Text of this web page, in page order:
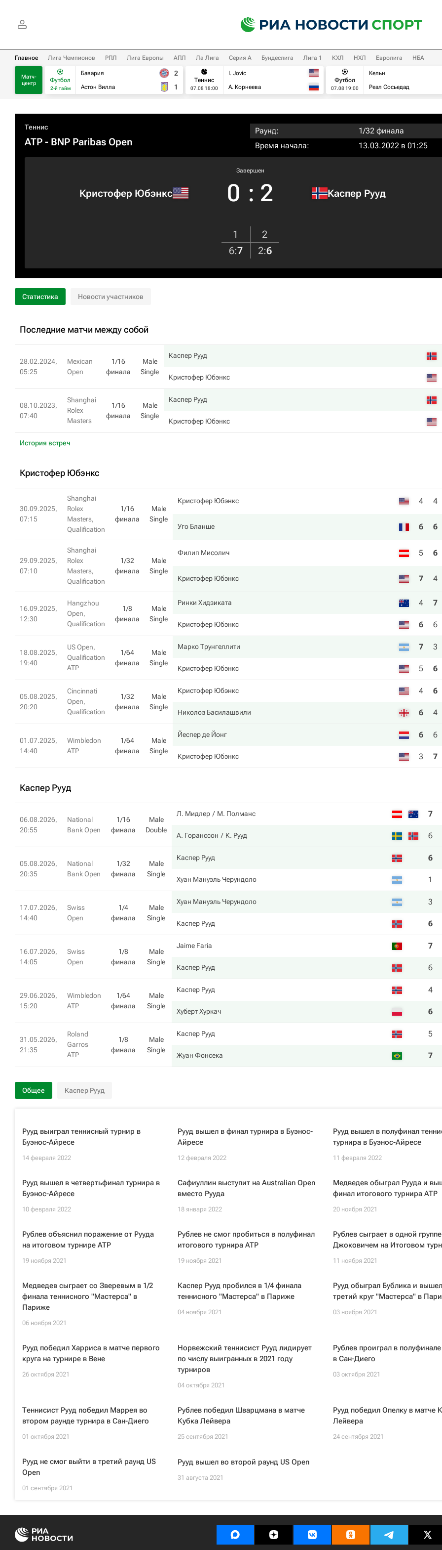
Главное Лига Чемпионов РПЛ Лига Европы АПЛ Ла Лига Серия А Бундеслига Лига 1 КХЛ НХЛ Евролига НБА
Матч-
центр
Футбол
2-й тайм
Бавария
Астон Вилла
2
1
Теннис
07.08 18:00
I. Jovic
А. Корнеева
Футбол
07.08 19:00
Кельн
Реал Сосьедад
Теннис
ATP - BNP Paribas Open
Раунд:
1/32 финала
Время начала:
13.03.2022 в 01:25
Кристофер Юбэнкс
Завершен
0 : 2 Каспер Рууд
1
2
6:7 2:6
Статистика Новости участников
Последние матчи между собой
28.02.2024,
05:25
Mexican
Open
1/16
финала
Male
Single
Каспер Рууд
Кристофер Юбэнкс
08.10.2023,
07:40
Shanghai
Rolex
Masters
1/16
финала
Male
Single
Каспер Рууд
Кристофер Юбэнкс
История встреч
Кристофер Юбэнкс
30.09.2025,
07:15
Shanghai
Rolex
Masters,
Qualification
1/16
финала
Male
Single
Кристофер Юбэнкс 4 4
Уго Бланше 6 6
29.09.2025,
07:10
Shanghai
Rolex
Masters,
Qualification
1/32
финала
Male
Single
Филип Мисолич 5 6
Кристофер Юбэнкс 7 4
16.09.2025,
12:30
Hangzhou
Open,
Qualification
1/8
финала
Male
Single
Ринки Хидзиката 4 7
Кристофер Юбэнкс 6 6
18.08.2025,
19:40
US Open,
Qualification
ATP
1/64
финала
Male
Single
Марко Трунгеллити 7 3
Кристофер Юбэнкс 5 6
05.08.2025,
20:20
Cincinnati
Open,
Qualification
1/32
финала
Male
Single
Кристофер Юбэнкс 4 6
Николоз Басилашвили 6 4
01.07.2025,
14:40
Wimbledon
ATP
1/64
финала
Male
Single
Йеспер де Йонг 6 6
Кристофер Юбэнкс 3 7
Каспер Рууд
06.08.2026,
20:55
National
Bank Open
1/16
финала
Male
Double
Л. Мидлер М. Полманс 7
А. Горанссон К. Рууд 6
05.08.2026,
20:35
National
Bank Open
1/32
финала
Male
Single
Каспер Рууд 6
Хуан Мануэль Черундоло 1
17.07.2026,
14:40
Swiss
Open
1/4
финала
Male
Single
Хуан Мануэль Черундоло 3
Каспер Рууд 6
16.07.2026,
14:05
Swiss
Open
1/8
финала
Male
Single
Jaime Faria 7
Каспер Рууд 6
29.06.2026,
15:20
Wimbledon
ATP
1/64
финала
Male
Single
Каспер Рууд 4
Хуберт Хуркач 6
31.05.2026,
21:35
Roland
Garros
ATP
1/8
финала
Male
Single
Каспер Рууд 5
Жуан Фонсека 7
Общее Каспер Рууд
Рууд выиграл теннисный турнир в
Буэнос-Айресе
14 февраля 2022
Рууд вышел в финал турнира в Буэнос-
Айресе
12 февраля 2022
Рууд вышел в полуфинал
турнира в Буэнос-Айресе
11 февраля 2022
Рууд вышел в четвертьфинал турнира в
Буэнос-Айресе
10 февраля 2022
Сафиуллин выступит на Australian Open
вместо Рууда
18 января 2022
Медведев обыграл Рууда и
финал итогового турнира ATP
20 ноября 2021
Рублев объяснил поражение от Рууда
на итоговом турнире ATP
19 ноября 2021
Рублев не смог пробиться в полуфинал
итогового турнира ATP
19 ноября 2021
Рублев сыграет в одной
Джоковичем на Итоговом
11 ноября 2021
Медведев сыграет со Зверевым в 1/2
финала теннисного "Мастерса" в
Париже
06 ноября 2021
Каспер Рууд пробился в 1/4 финала
теннисного "Мастерса" в Париже
04 ноября 2021
Рууд обыграл Бублика и
третий круг "Мастерса" в
03 ноября 2021
Рууд победил Харриса в матче первого
круга на турнире в Вене
26 октября 2021
Норвежский теннисист Рууд лидирует
по числу выигранных в 2021 году
турниров
04 октября 2021
Рублев проиграл в
в Сан-Диего
03 октября 2021
Теннисист Рууд победил Маррея во
втором раунде турнира в Сан-Диего
01 октября 2021
Рублев победил Шварцмана в матче
Кубка Лейвера
25 сентября 2021
Рууд победил Опелку в матче
Лейвера
24 сентября 2021
Рууд не смог выйти в третий раунд US
Open
01 сентября 2021
Рууд вышел во второй раунд US Open
31 августа 2021